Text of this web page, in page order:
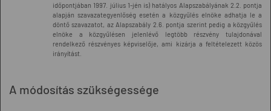
időpontjában 1997. július 1-jén is) hatályos Alapszabályának 2.2. pontja
alapján szavazategyenlőség esetén a közgyűlés elnöke adhatja le a
döntő szavazatot, az Alapszabály 2.6. pontja szerint pedig a közgyűlés
elnöke a közgyűlésen jelenlévő legtöbb részvény tulajdonával
rendelkező részvényes képviselője, ami kizárja a feltételezett közös
irányítást.
A módosítás szükségessége